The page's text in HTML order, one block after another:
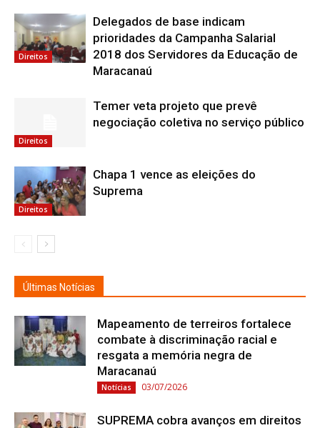
Direitos
Delegados de base indicam
prioridades da Campanha Salarial
2018 dos Servidores da Educação de
Maracanaú
Direitos
Temer veta projeto que prevê
negociação coletiva no serviço público
Direitos
Chapa 1 vence as eleições do
Suprema
Últimas Notícias
Mapeamento de terreiros fortalece
combate à discriminação racial e
resgata a memória negra de
Maracanaú
Notícias 03/07/2026
SUPREMA cobra avanços em direitos